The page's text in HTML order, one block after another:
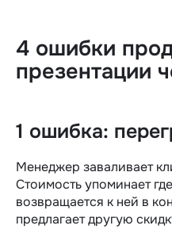
4 ошибки
презентации
1 ошибка:
Менеджер заваливает
Стоимость упоминает
возвращается к ней в
предлагает другую